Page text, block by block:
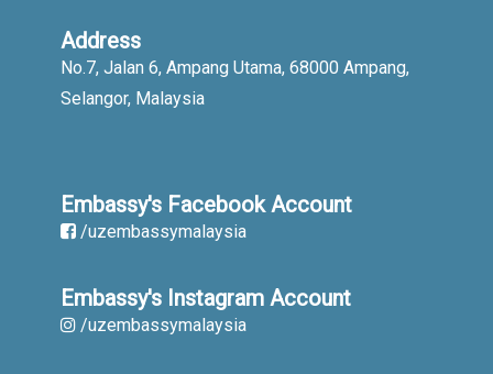
Address
No.7, Jalan 6, Ampang Utama, 68000 Ampang,
Selangor, Malaysia
Embassy's Facebook Account
/uzembassymalaysia
Embassy's Instagram Account
/uzembassymalaysia